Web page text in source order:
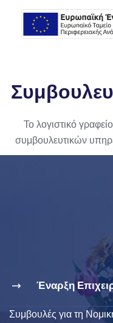
Το λογιστικό
συμβουλευτικών
Έναρξη
Συμβουλές για τη